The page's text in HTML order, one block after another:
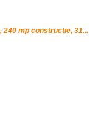
mp constructie, 31...